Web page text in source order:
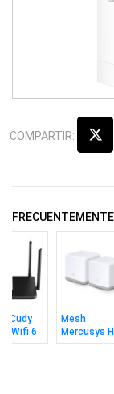
COMPARTIR:
Cudy
Wifi 6
Doble
Mesh
Mercusys
S3 (2 Pack)